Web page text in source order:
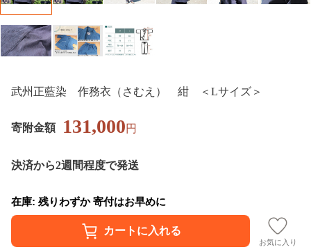
武州正藍染 作務衣（さむえ） 紺 ＜Lサイズ＞
寄附金額 131,000円
決済から2週間程度で発送
在庫: 残りわずか 寄付はお早めに
お気に入り